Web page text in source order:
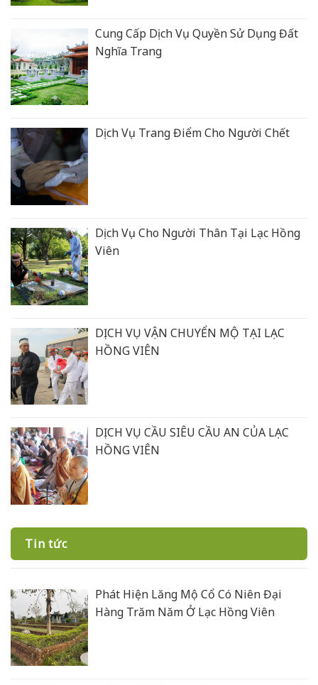
Cung Cấp Dịch Vụ Quyền Sử Dụng Đất
Nghĩa Trang
Dịch Vụ Trang Điểm Cho Người Chết
Dịch Vụ Cho Người Thân Tại Lạc Hồng
Viên
DỊCH VỤ VẬN CHUYỂN MỘ TẠI LẠC
HỒNG VIÊN
DỊCH VỤ CẦU SIÊU CẦU AN CỦA LẠC
HỒNG VIÊN
Tin tức
Phát Hiện Lăng Mộ Cổ Có Niên Đại
Hàng Trăm Năm Ở Lạc Hồng Viên